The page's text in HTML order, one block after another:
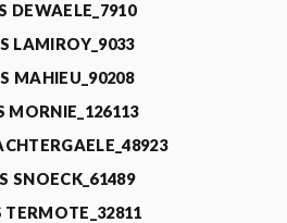
DEWAELE_7910
LAMIROY_9033
MAHIEU_90208
MORNIE_126113
SNOECK_61489
TERMOTE_32811